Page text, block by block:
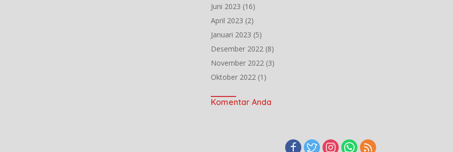
Juni 2023 (16)
April 2023 (2)
Januari 2023 (5)
Desember 2022 (8)
November 2022 (3)
Oktober 2022 (1)
Komentar Anda